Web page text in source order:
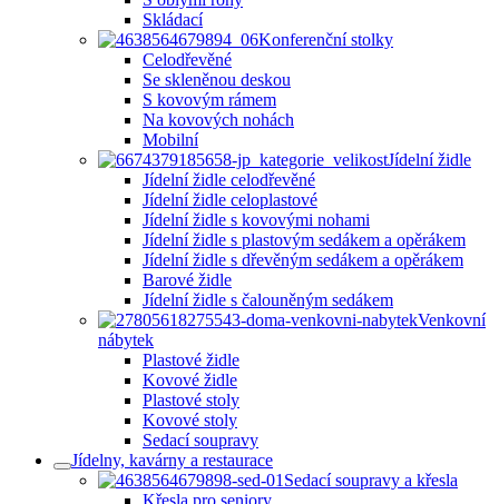
Skládací
Konferenční stolky
Celodřevěné
Se skleněnou deskou
S kovovým rámem
Na kovových nohách
Mobilní
Jídelní židle
Jídelní židle celodřevěné
Jídelní židle celoplastové
Jídelní židle s kovovými nohami
Jídelní židle s plastovým sedákem a opěrákem
Jídelní židle s dřevěným sedákem a opěrákem
Barové židle
Jídelní židle s čalouněným sedákem
Venkovní
nábytek
Plastové židle
Kovové židle
Plastové stoly
Kovové stoly
Sedací soupravy
Jídelny, kavárny a restaurace
Sedací soupravy a křesla
Křesla pro seniory